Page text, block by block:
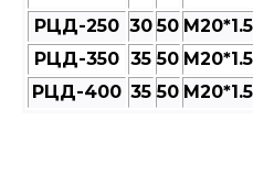
РЦД-250 30 50 M20*1.5
РЦД-350 35 50 M20*1.5
РЦД-400 35 50 M20*1.5